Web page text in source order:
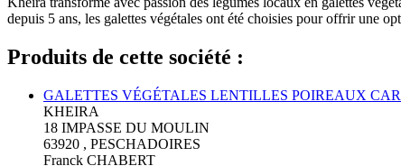
depuis 5 ans, les galettes végétales ont été choisies pour offrir une
Produits de cette société :
GALETTES VÉGÉTALES LENTILLES POIREAUX
KHEIRA
18 IMPASSE DU MOULIN
63920 , PESCHADOIRES
Franck CHABERT